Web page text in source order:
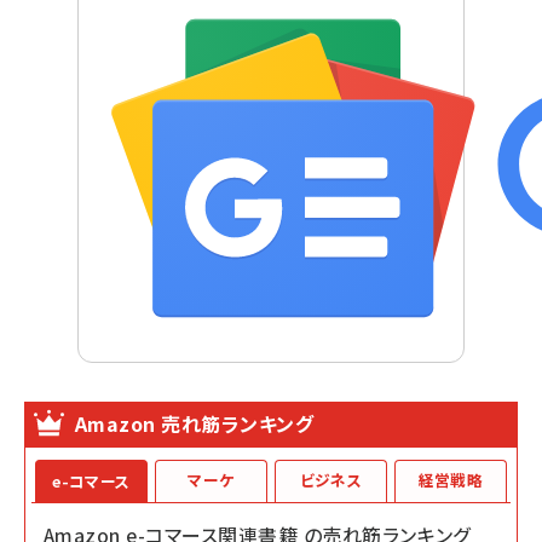
Amazon 売れ筋ランキング
e-コマース
Amazon e-コマース関連書籍 の売れ筋ランキング
マーケ ビジネス 経営戦略